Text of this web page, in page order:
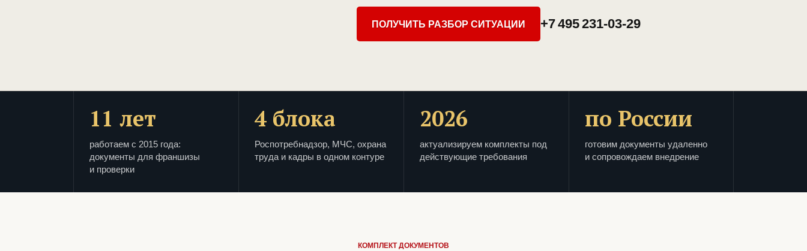
ПОЛУЧИТЬ РАЗБОР СИТУАЦИИ +7 495 231-03-29
11 лет
работаем с 2015 года:
документы для франшизы
и проверки
4 блока
Роспотребнадзор, МЧС, охрана
труда и кадры в одном контуре
2026
актуализируем комплекты под
действующие требования
по России
готовим документы удаленно
и сопровождаем внедрение
КОМПЛЕКТ ДОКУМЕНТОВ